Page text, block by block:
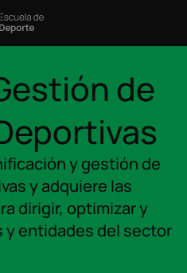
de
y gestión de
y adquiere las
dirigir, optimizar y
y entidades del sector